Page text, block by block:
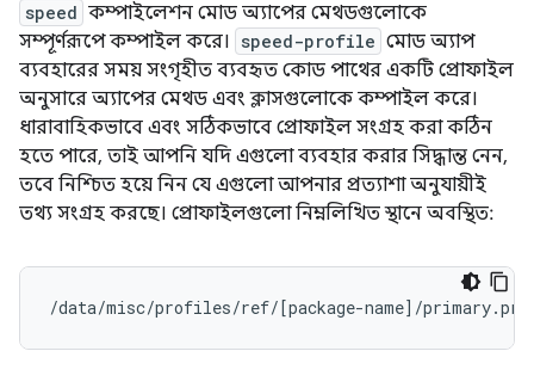
speed কম্পাইলেশন মোড অ্যাপের মেথডগুলোকে
সম্পূর্ণরূপে কম্পাইল করে।
speed-profile মোড অ্যাপ
ব্যবহারের সময় সংগৃহীত ব্যবহৃত কোড পাথের একটি প্রোফাইল
অনুসারে অ্যাপের মেথড এবং ক্লাসগুলোকে কম্পাইল করে।
ধারাবাহিকভাবে এবং সঠিকভাবে প্রোফাইল সংগ্রহ করা কঠিন
হতে পারে, তাই আপনি যদি এগুলো ব্যবহার করার সিদ্ধান্ত নেন,
তবে নিশ্চিত হয়ে নিন যে এগুলো আপনার প্রত্যাশা অনুযায়ীই
তথ্য সংগ্রহ করছে। প্রোফাইলগুলো নিম্নলিখিত স্থানে অবস্থিত:
/data/misc/profiles/ref/[package-name]